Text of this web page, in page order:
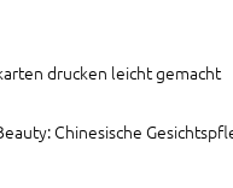
drucken leicht gemacht
Chinesische